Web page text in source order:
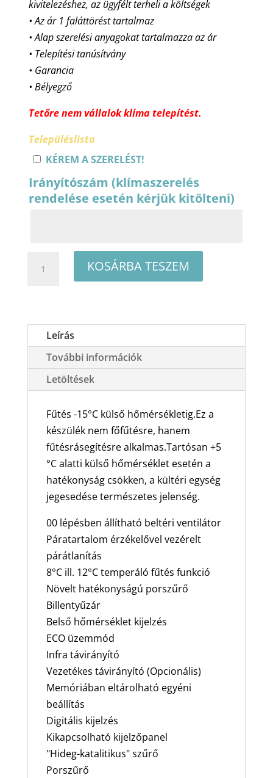
kivitelezéshez, az ügyfélt terheli a költségek
• Az ár 1 faláttörést tartalmaz
• Alap szerelési anyagokat tartalmazza az ár
• Telepítési tanúsítvány
• Garancia
• Bélyegző
Tetőre nem vállalok klíma telepítést.
Településlista
KÉREM A SZERELÉST!
Irányítószám (klímaszerelés
rendelése esetén kérjük kitölteni)
Special
SP-
121AE3
oldalfali
klíma
csomag
mennyiség
KOSÁRBA TESZEM
Leírás
További információk
Letöltések
Fűtés -15°C külső hőmérsékletig.Ez a
készülék nem főfűtésre, hanem
fűtésrásegítésre alkalmas.Tartósan +5
°C alatti külső hőmérséklet esetén a
hatékonyság csökken, a kültéri egység
jegesedése természetes jelenség.
00 lépésben állítható beltéri ventilátor
Páratartalom érzékelővel vezérelt
párátlanítás
8°C ill. 12°C temperáló fűtés funkció
Növelt hatékonyságú porszűrő
Billentyűzár
Belső hőmérséklet kijelzés
ECO üzemmód
Infra távirányító
Vezetékes távirányító (Opcionális)
Memóriában eltárolható egyéni
beállítás
Digitális kijelzés
Kikapcsolható kijelzőpanel
"Hideg-katalitikus" szűrő
Porszűrő